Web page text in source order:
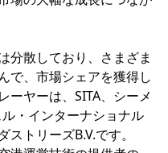
分散しており、さまざま
で、市場シェアを獲得し
ーヤーは、SITA、シーメ
・インターナショナル
トリーズB.V.です。